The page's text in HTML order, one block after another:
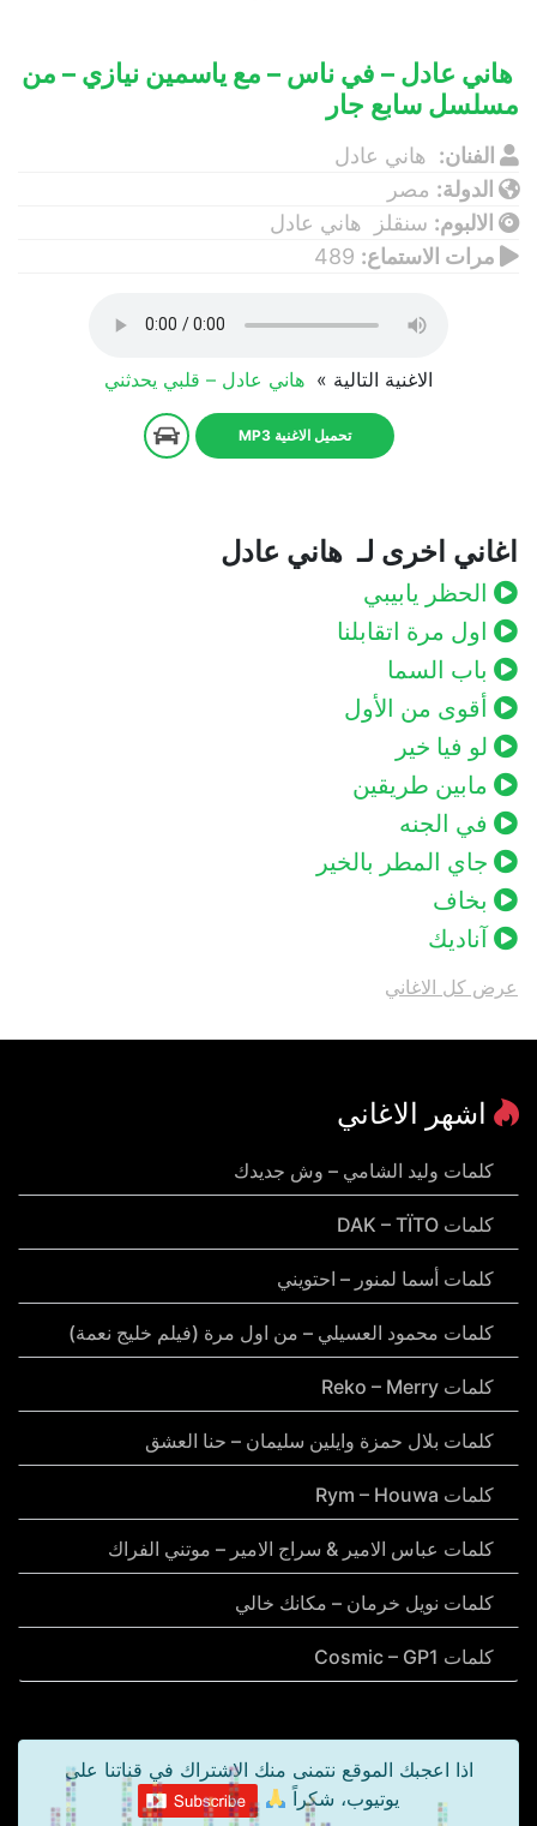
هاني عادل – في ناس – مع ياسمين نيازي – من
مسلسل سابع جار
الفنان: هاني عادل
الدولة: مصر
الالبوم: سنقلز هاني عادل
مرات الاستماع:
الاغنية التالية » هاني عادل – قلبي يحدثني
تحميل الاغنية MP3
اغاني اخرى لـ هاني عادل
الحظر يابيبي
اول مرة اتقابلنا
باب السما
أقوى من الأول
لو فيا خير
مابين طريقين
في الجنه
جاي المطر بالخير
بخاف
آناديك
عرض كل الاغاني
اشهر الاغاني
كلمات وليد الشامي – وش جديدك
كلمات DAK – TÏTO
كلمات أسما لمنور – احتويني
كلمات محمود العسيلي – من اول مرة (فيلم خليج نعمة)
كلمات Reko – Merry
كلمات بلال حمزة وايلين سليمان – حنا العشق
كلمات Rym – Houwa
كلمات عباس الامير & سراج الامير – موتني الفراك
كلمات نويل خرمان – مكانك خالي
كلمات Cosmic – GP1
اذا اعجبك الموقع نتمنى منك الاشتراك في قناتنا على
يوتيوب، شكراً